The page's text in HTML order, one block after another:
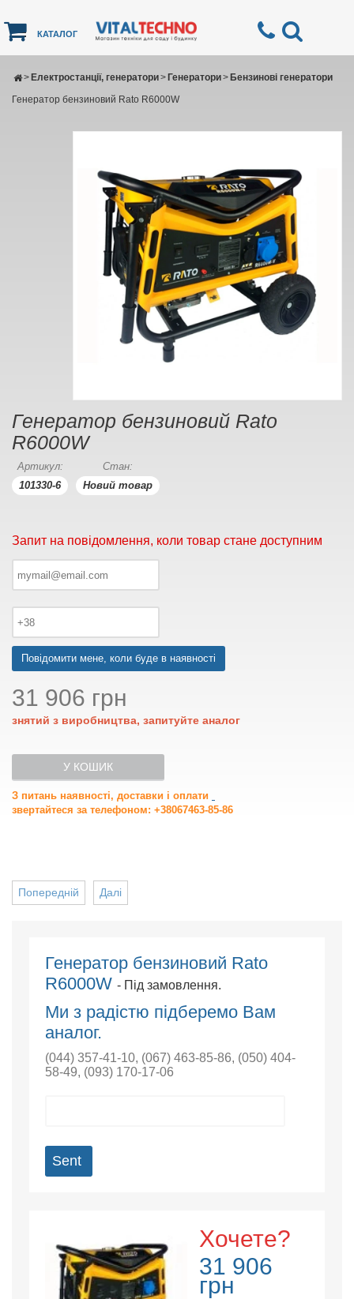
КАТАЛОГ
Електростанції, генератори
> Генератори
> Бензинові генератори
>
Генератор бензиновий Rato R6000W
Генератор бензиновий Rato
R6000W
Артикул:
101330-6
Стан:
Новий товар
Запит на повідомлення, коли товар стане доступним
Повідомити мене, коли буде в наявності
31 906 грн
знятий з виробництва, запитуйте аналог
У КОШИК
З питань наявності, доставки і оплати
звертайтеся за телефоном: +38067463-85-86
Далі
Попередній
Генератор бензиновий Rato
R6000W - Під замовлення.
Ми з радістю підберемо Вам
аналог.
(044) 357-41-10, (067) 463-85-86, (050) 404-
58-49, (093) 170-17-06
Sent
Хочете?
31 906
грн